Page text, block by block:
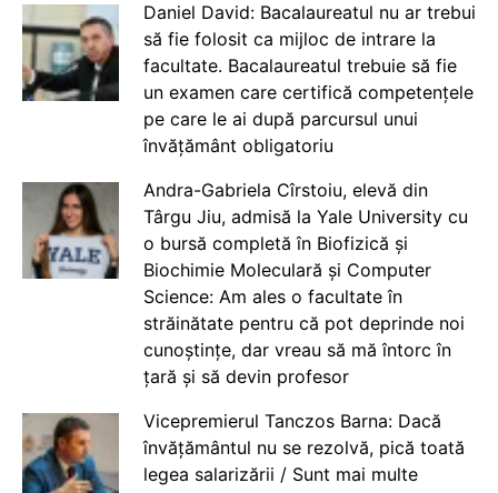
Daniel David: Bacalaureatul nu ar trebui
să fie folosit ca mijloc de intrare la
facultate. Bacalaureatul trebuie să fie
un examen care certifică competențele
pe care le ai după parcursul unui
învățământ obligatoriu
Andra-Gabriela Cîrstoiu, elevă din
Târgu Jiu, admisă la Yale University cu
o bursă completă în Biofizică și
Biochimie Moleculară și Computer
Science: Am ales o facultate în
străinătate pentru că pot deprinde noi
cunoștințe, dar vreau să mă întorc în
țară și să devin profesor
Vicepremierul Tanczos Barna: Dacă
învățământul nu se rezolvă, pică toată
legea salarizării / Sunt mai multe